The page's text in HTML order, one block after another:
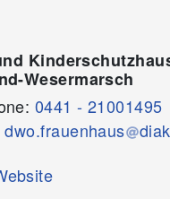
Wesermarsch
0441 - 21001495
dwo.frauenhaus